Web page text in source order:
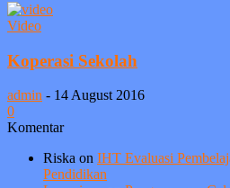
Video
Koperasi Sekolah
admin - 14 August 2016
0
Komentar
Riska on IHT Evaluasi
Pendidikan